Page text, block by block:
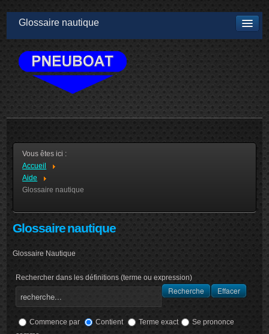
Glossaire nautique
Vous êtes ici :
Accueil
Aide
Glossaire nautique
Glossaire nautique
Glossaire Nautique
Rechercher dans les définitions (terme ou expression)
Commence par Contient Terme exact
Se prononce